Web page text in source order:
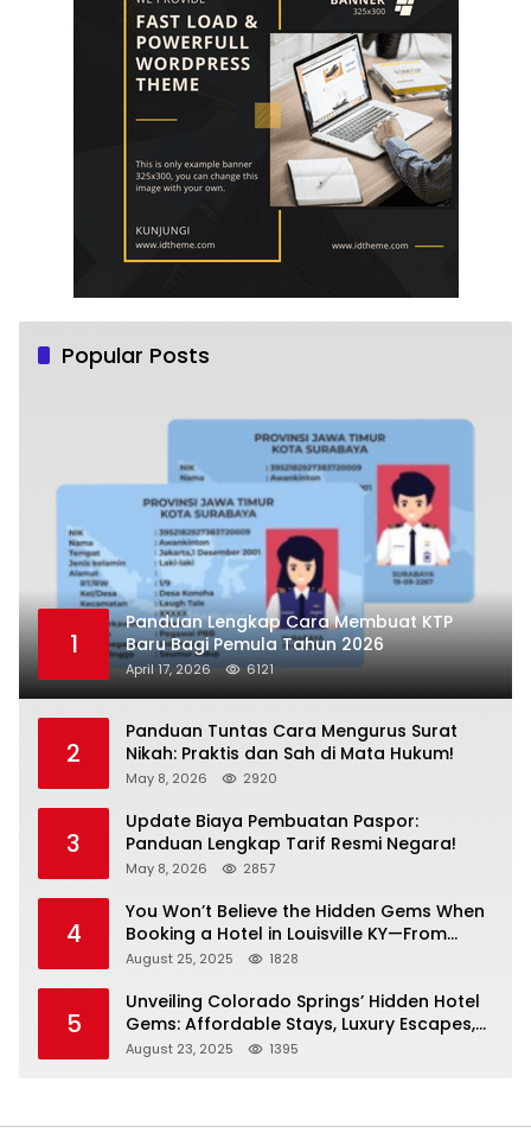
Popular Posts
1
Panduan Lengkap Cara Membuat KTP
Baru Bagi Pemula Tahun 2026
April 17, 2026 6121
2
Panduan Tuntas Cara Mengurus Surat
Nikah: Praktis dan Sah di Mata Hukum!
May 8, 2026 2920
3
Update Biaya Pembuatan Paspor:
Panduan Lengkap Tarif Resmi Negara!
May 8, 2026 2857
4
You Won’t Believe the Hidden Gems When
Booking a Hotel in Louisville KY—From
Cheap to Luxe!
August 25, 2025 1828
5
Unveiling Colorado Springs’ Hidden Hotel
Gems: Affordable Stays, Luxury Escapes,
and Everything In Between!
August 23, 2025 1395